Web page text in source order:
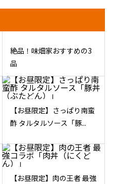
絶品！味畑家おすすめの3
品
【お昼限定】さっぱり南蛮
酢 タルタルソース「豚...
【お昼限定】肉の王者 最強